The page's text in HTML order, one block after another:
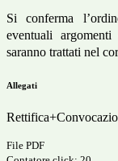
Si conferma
eventuali
saranno trattati nel
Allegati
File PDF